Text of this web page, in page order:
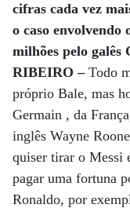
cifras cada vez
o caso envolvendo
milhões pelo galês
RIBEIRO –Todo
próprio Bale, mas
Germain , da
inglês Wayne
quiser tirar o Messi
pagar uma fortuna
Ronaldo, por